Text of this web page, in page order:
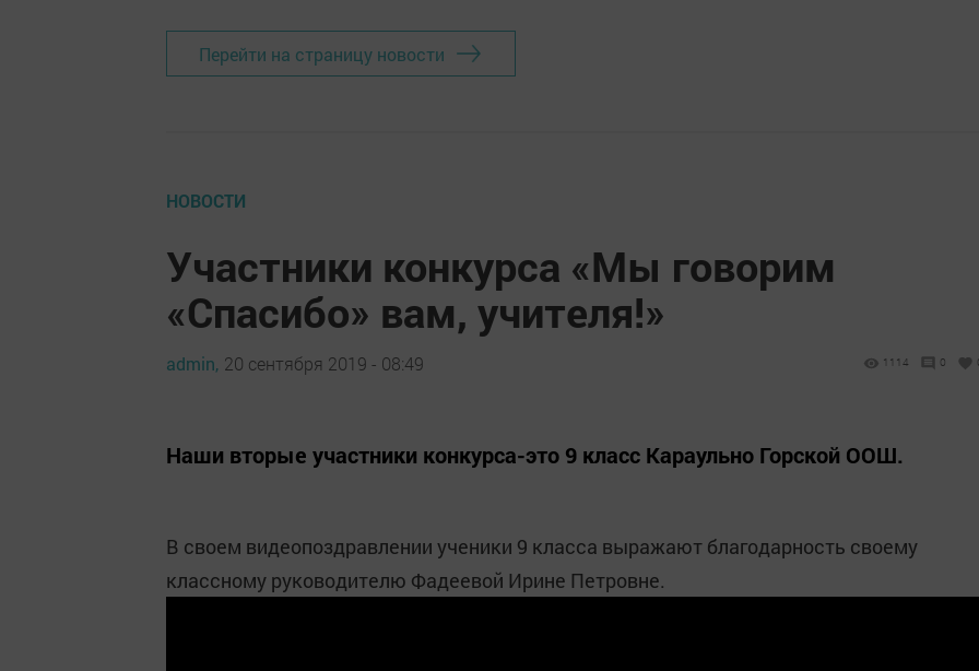
Перейти на страницу новости
НОВОСТИ
Участники конкурса «Мы говорим
«Спасибо» вам, учителя!»
admin, 20 сентября 2019 - 08:49 1114 0
Наши вторые участники конкурса-это 9 класс Караульно Горской ООШ.
В своем видеопоздравлении ученики 9 класса выражают благодарность своему
классному руководителю Фадеевой Ирине Петровне.